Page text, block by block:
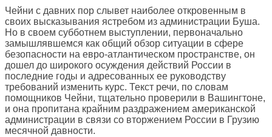
Чейни с давних пор слывет наиболее откровенным в
своих высказывания ястребом из администрации Буша.
Но в своем субботнем выступлении, первоначально
замышлявшемся как общий обзор ситуации в сфере
безопасности на евро-атлантическом пространстве, он
дошел до широкого осуждения действий России в
последние годы и адресованных ее руководству
требований изменить курс. Текст речи, по словам
помощников Чейни, тщательно проверили в Вашингтоне,
и она пропитана крайним раздражением американской
администрации в связи со вторжением России в Грузию
месячной давности.